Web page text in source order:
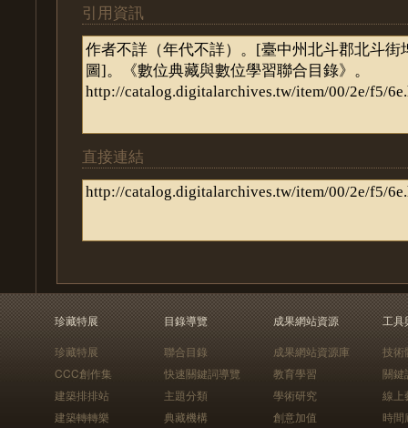
引用資訊
直接連結
珍藏特展
珍藏特展
CCC創作集
建築排排站
建築轉轉樂
目錄導覽
聯合目錄
快速關鍵詞導覽
主題分類
典藏機構
成果網站資源
成果網站資源庫
教育學習
學術研究
創意加值
工具
技術
關鍵
線上
時間